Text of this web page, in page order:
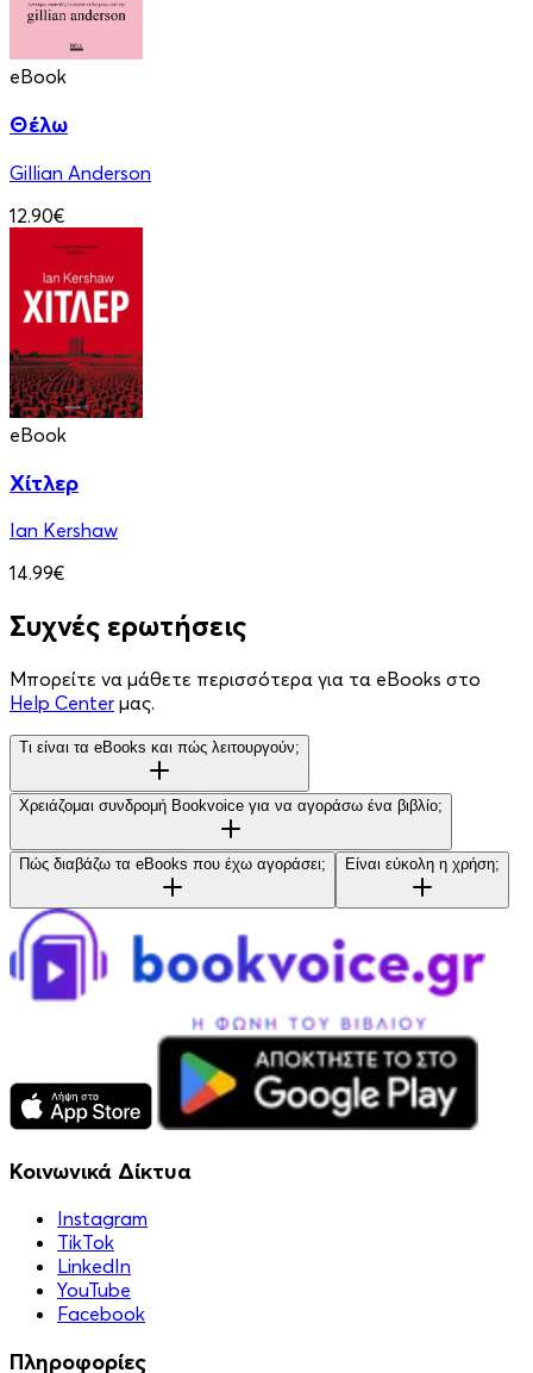
eBook
Θέλω
Gillian Anderson
12.90€
eBook
Χίτλερ
Ian Kershaw
14.99€
Συχνές ερωτήσεις
Μπορείτε να μάθετε περισσότερα για τα eBooks στο
Help Center μας.
Τι είναι τα eBooks και πώς λειτουργούν;
Χρειάζομαι συνδρομή Bookvoice για να αγοράσω ένα βιβλίο;
Πώς διαβάζω τα eBooks που έχω αγοράσει; Είναι εύκολη η χρήση;
Κοινωνικά Δίκτυα
Instagram
TikTok
LinkedIn
YouTube
Facebook
Πληροφορίες